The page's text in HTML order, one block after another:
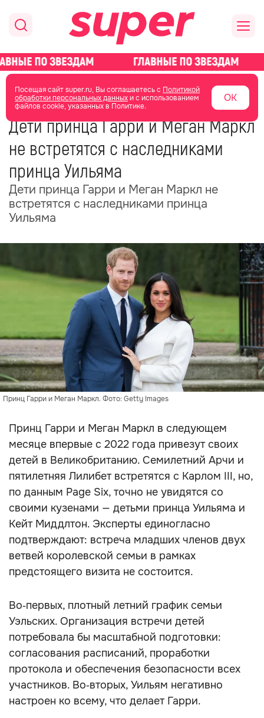
Посещая сайт super.ru, Вы соглашаетесь с Политикой
обработки персональных данныхи с использованием
файлов cookie, указанных в Политике.
ОК
главная новости о звездах новости
23 июня 18:42
Дети принца Гарри и Меган Маркл
не встретятся с наследниками
принца Уильяма
Дети принца Гарри и Меган Маркл не
встретятся с наследниками принца
Уильяма
Принц Гарри и Меган Маркл. Фото: Getty Images
Принц Гарри и Меган Маркл в следующем
месяце впервые с 2022 года привезут своих
детей в Великобританию. Семилетний Арчи и
пятилетняя Лилибет встретятся с Карлом III, но,
по данным Page Six, точно не увидятся со
своими кузенами — детьми принца Уильяма и
Кейт Миддлтон. Эксперты единогласно
подтверждают: встреча младших членов двух
ветвей королевской семьи в рамках
предстоящего визита не состоится.
Во‑первых, плотный летний график семьи
Уэльских. Организация встречи детей
потребовала бы масштабной подготовки:
согласования расписаний, проработки
протокола и обеспечения безопасности всех
участников. Во‑вторых, Уильям негативно
настроен ко всему, что делает Гарри.